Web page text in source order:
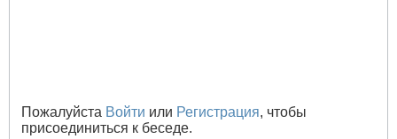
Пожалуйста Войти или Регистрация, чтобы
присоединиться к беседе.